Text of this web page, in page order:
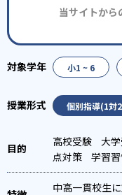
当サイトから
小1 ~ 6
個別指導(1対
高校受験 大
点対策
学習
検(漢字検定)対
化対策
中高一貫校生